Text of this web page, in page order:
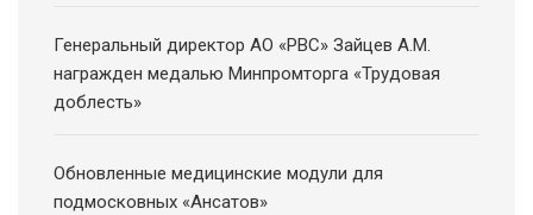
Генеральный директор АО «РВС» Зайцев А.М.
награжден медалью Минпромторга «Трудовая
доблесть»
Обновленные медицинские модули для
подмосковных «Ансатов»